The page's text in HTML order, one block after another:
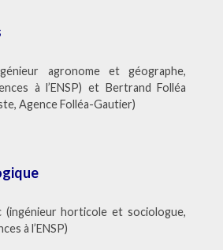
agronome et géographe,
à l’ENSP) et Bertrand Folléa
Agence Folléa-Gautier)
(ingénieur horticole et sociologue,
à l’ENSP)